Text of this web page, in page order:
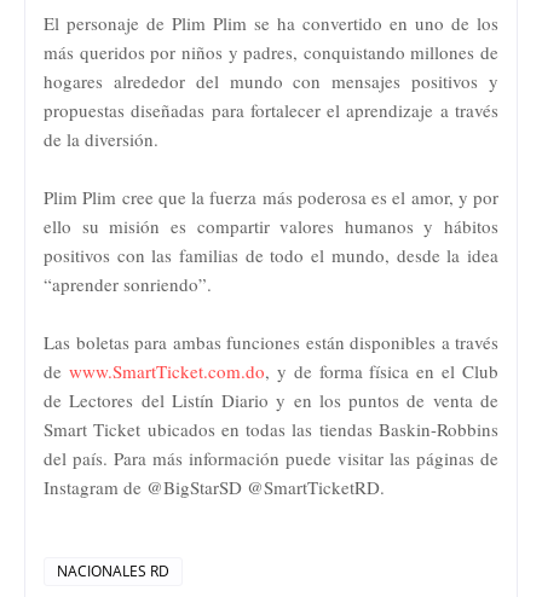
El personaje de Plim Plim se ha convertido en uno de los
más queridos por niños y padres, conquistando millones de
hogares alrededor del mundo con mensajes positivos y
propuestas diseñadas para fortalecer el aprendizaje a través
de la diversión.
Plim Plim cree que la fuerza más poderosa es el amor, y por
ello su misión es compartir valores humanos y hábitos
positivos con las familias de todo el mundo, desde la idea
“aprender sonriendo”.
Las boletas para ambas funciones están disponibles a través
de www.SmartTicket.com.do, y de forma física en el Club
de Lectores del Listín Diario y en los puntos de venta de
Smart Ticket ubicados en todas las tiendas Baskin-Robbins
del país. Para más información puede visitar las páginas de
Instagram de @BigStarSD @SmartTicketRD.
NACIONALES RD